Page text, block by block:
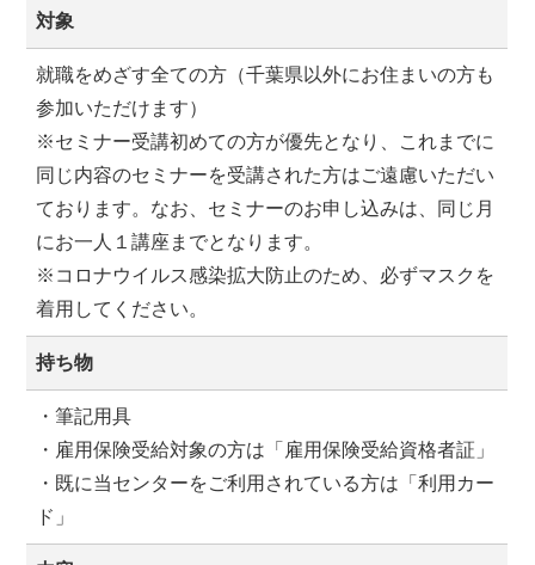
対象
就職をめざす全ての方（千葉県以外にお住まいの方も
参加いただけます）
※セミナー受講初めての方が優先となり、これまでに
同じ内容のセミナーを受講された方はご遠慮いただい
ております。なお、セミナーのお申し込みは、同じ月
にお一人１講座までとなります。
※コロナウイルス感染拡大防止のため、必ずマスクを
着用してください。
持ち物
・筆記用具
・雇用保険受給対象の方は「雇用保険受給資格者証」
・既に当センターをご利用されている方は「利用カー
ド」